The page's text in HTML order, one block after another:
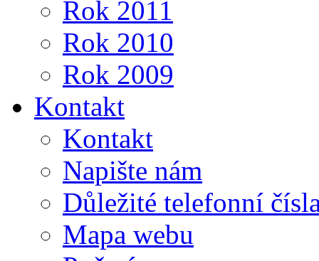
Rok 2011
Rok 2010
Rok 2009
Kontakt
Kontakt
Napište nám
Důležité telefonní
Mapa webu